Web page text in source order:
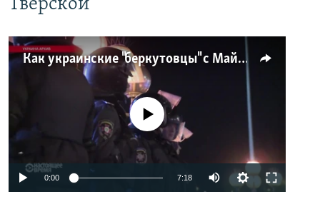
Тверской
Как украинские "беркутовцы" с Майдана стали ОМОНом с Тверской
No media source currently available
0:00 7:18